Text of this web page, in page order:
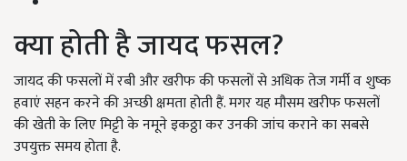
क्या होती है जायद फसल?
जायद की फसलों में रबी और खरीफ की फसलों से अधिक तेज गर्मी व शुष्क
हवाएं सहन करने की अच्छी क्षमता होती हैं. मगर यह मौसम खरीफ फसलों
की खेती के लिए मिट्टी के नमूने इकठ्ठा कर उनकी जांच कराने का सबसे
उपयुक्त समय होता है.